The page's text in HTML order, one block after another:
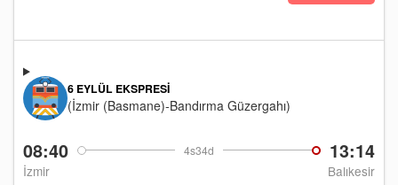
08:40 4s34d 13:14
İzmir Balıkesir
6 EYLÜL EKSPRESI
(İzmir (Basmane)-Bandırma Güzergahı)